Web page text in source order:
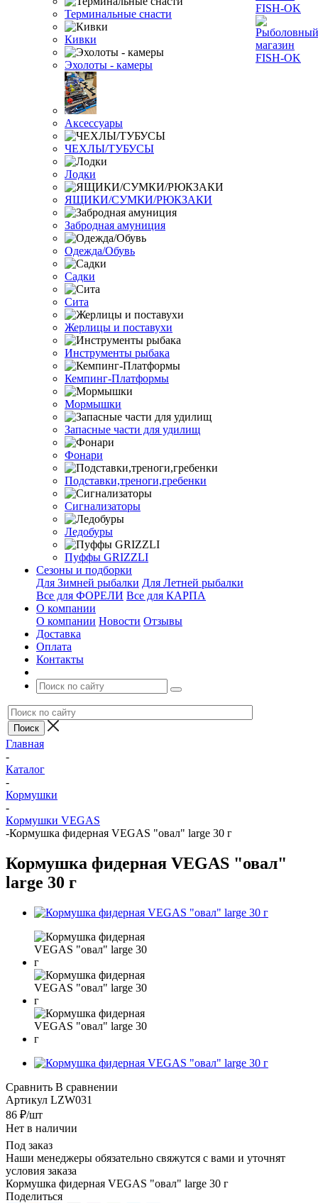
Терминальные снасти
Кивки
Эхолоты - камеры
Аксессуары
ЧЕХЛЫ/ТУБУСЫ
Лодки
ЯЩИКИ/СУМКИ/РЮКЗАКИ
Забродная амуниция
Одежда/Обувь
Садки
Сита
Жерлицы и поставухи
Инструменты рыбака
Кемпинг-Платформы
Мормышки
Запасные части для удилищ
Фонари
Подставки,треноги,гребенки
Сигнализаторы
Ледобуры
Пуффы GRIZZLI
Сезоны и подборки
Для Зимней рыбалки Для Летней рыбалки
Все для ФОРЕЛИ Все для КАРПА
О компании
О компании Новости Отзывы
Доставка
Оплата
Контакты
Главная
-
Каталог
-
Кормушки
-
Кoрмушки VEGAS
-Кормушка фидерная VEGAS "овал" large 30 г
Кормушка фидерная VEGAS "овал"
large 30 г
Сравнить В сравнении
Артикул LZW031
86 ₽/шт
Нет в наличии
Под заказ
Наши менеджеры обязательно свяжутся с вами и уточнят
условия заказа
Кормушка фидерная VEGAS "овал" large 30 г
Поделиться